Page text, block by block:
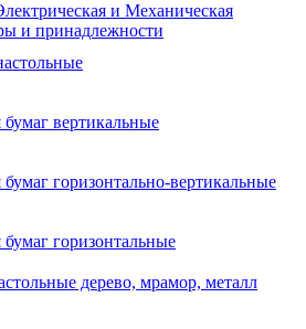
и Механическая
и принадлежности
вертикальные
горизонтально-вертикальные
горизонтальные
дерево, мрамор, металл